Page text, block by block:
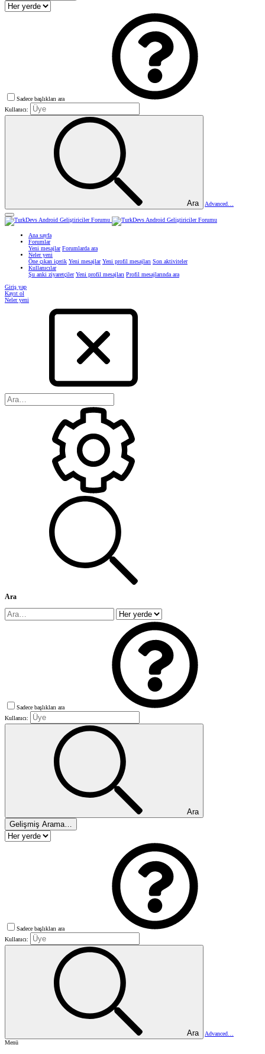
Sadece başlıkları ara
Kullanıcı:
Ara Advanced…
Ana sayfa
Forumlar
Yeni mesajlar Forumlarda ara
Neler yeni
Öne çıkan içerik Yeni mesajlar Yeni profil mesajları Son aktiviteler
Kullanıcılar
Şu anki ziyaretçiler Yeni profil mesajları Profil mesajlarında ara
Giriş yap
Kayıt ol
Neler yeni
Ara
Sadece başlıkları ara
Kullanıcı:
Ara
Gelişmiş Arama…
Sadece başlıkları ara
Kullanıcı:
Ara
Advanced…
Menü